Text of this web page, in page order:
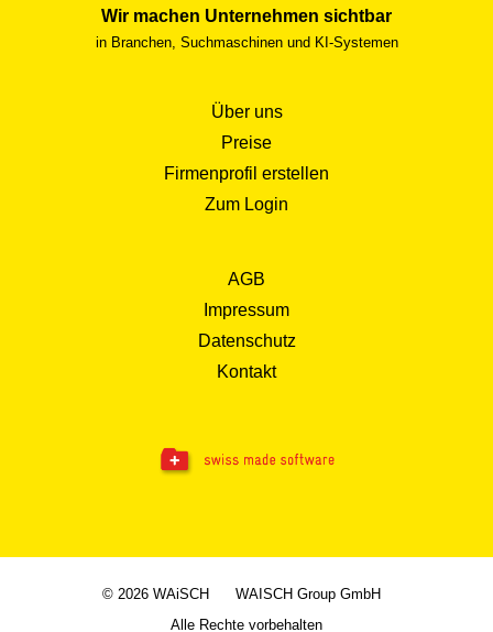
Wir machen Unternehmen sichtbar
in Branchen, Suchmaschinen und KI-Systemen
Über uns
Preise
Firmenprofil erstellen
Zum Login
AGB
Impressum
Datenschutz
Kontakt
© 2026 WAiSCH
WAISCH Group GmbH
Alle Rechte vorbehalten